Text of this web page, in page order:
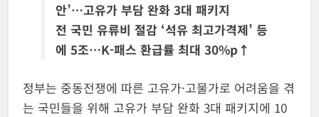
안’…고유가 부담 완화 3대 패키지
전 국민 유류비 절감 ‘석유 최고가격제’ 등
에 5조…K-패스 환급률 최대 30%p↑
정부는 중동전쟁에 따른 고유가·고물가로 어려움을 겪
는 국민들을 위해 고유가 부담 완화 3대 패키지에 10